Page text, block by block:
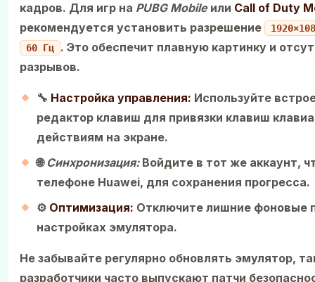
кадров. Для игр на PUBG Mobileили Call of Duty
рекомендуется установить разрешение
60 Гц
. Это обеспечит плавную картинку и
разрывов.
🔧 Настройка управления: Используйте
редактор клавиш для привязки клавиш
действиям на экране.
🌐 Синхронизация:Войдите в тот же аккаунт,
телефоне Huawei, для сохранения прогресса.
⚙️ Оптимизация: Отключите лишние фоновые
настройках эмулятора.
Не забывайте регулярно обновлять эмулятор,
разработчики часто выпускают патчи